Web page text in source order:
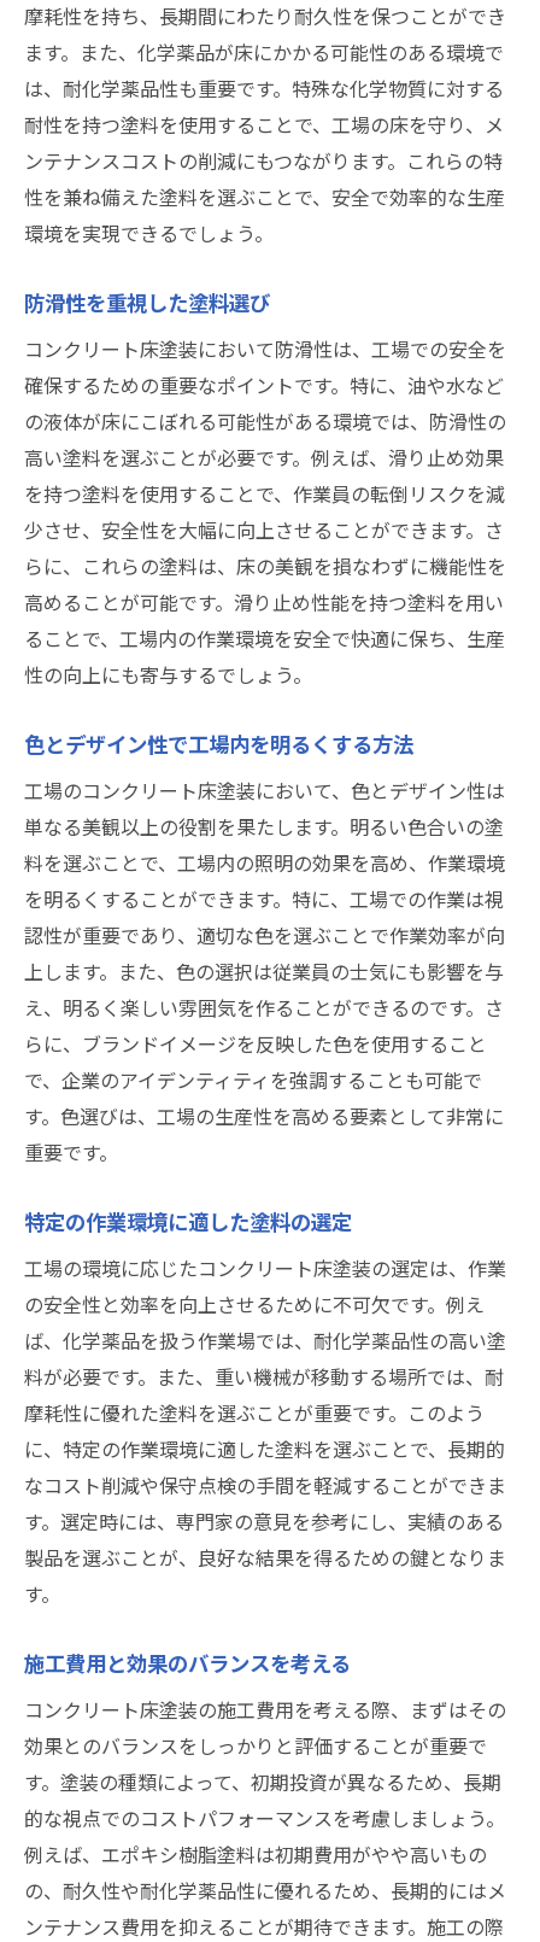
摩耗性を持ち、長期間にわたり耐久性を保つことができ
ます。また、化学薬品が床にかかる可能性のある環境で
は、耐化学薬品性も重要です。特殊な化学物質に対する
耐性を持つ塗料を使用することで、工場の床を守り、メ
ンテナンスコストの削減にもつながります。これらの特
性を兼ね備えた塗料を選ぶことで、安全で効率的な生産
環境を実現できるでしょう。
防滑性を重視した塗料選び
コンクリート床塗装において防滑性は、工場での安全を
確保するための重要なポイントです。特に、油や水など
の液体が床にこぼれる可能性がある環境では、防滑性の
高い塗料を選ぶことが必要です。例えば、滑り止め効果
を持つ塗料を使用することで、作業員の転倒リスクを減
少させ、安全性を大幅に向上させることができます。さ
らに、これらの塗料は、床の美観を損なわずに機能性を
高めることが可能です。滑り止め性能を持つ塗料を用い
ることで、工場内の作業環境を安全で快適に保ち、生産
性の向上にも寄与するでしょう。
色とデザイン性で工場内を明るくする方法
工場のコンクリート床塗装において、色とデザイン性は
単なる美観以上の役割を果たします。明るい色合いの塗
料を選ぶことで、工場内の照明の効果を高め、作業環境
を明るくすることができます。特に、工場での作業は視
認性が重要であり、適切な色を選ぶことで作業効率が向
上します。また、色の選択は従業員の士気にも影響を与
え、明るく楽しい雰囲気を作ることができるのです。さ
らに、ブランドイメージを反映した色を使用すること
で、企業のアイデンティティを強調することも可能で
す。色選びは、工場の生産性を高める要素として非常に
重要です。
特定の作業環境に適した塗料の選定
工場の環境に応じたコンクリート床塗装の選定は、作業
の安全性と効率を向上させるために不可欠です。例え
ば、化学薬品を扱う作業場では、耐化学薬品性の高い塗
料が必要です。また、重い機械が移動する場所では、耐
摩耗性に優れた塗料を選ぶことが重要です。このよう
に、特定の作業環境に適した塗料を選ぶことで、長期的
なコスト削減や保守点検の手間を軽減することができま
す。選定時には、専門家の意見を参考にし、実績のある
製品を選ぶことが、良好な結果を得るための鍵となりま
す。
施工費用と効果のバランスを考える
コンクリート床塗装の施工費用を考える際、まずはその
効果とのバランスをしっかりと評価することが重要で
す。塗装の種類によって、初期投資が異なるため、長期
的な視点でのコストパフォーマンスを考慮しましょう。
例えば、エポキシ樹脂塗料は初期費用がやや高いもの
の、耐久性や耐化学薬品性に優れるため、長期的にはメ
ンテナンス費用を抑えることが期待できます。施工の際